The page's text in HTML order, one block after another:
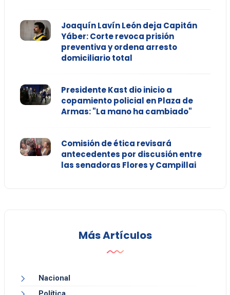
Joaquín Lavín León deja Capitán
Yáber: Corte revoca prisión
preventiva y ordena arresto
domiciliario total
Presidente Kast dio inicio a
copamiento policial en Plaza de
Armas: "La mano ha cambiado"
Comisión de ética revisará
antecedentes por discusión entre
las senadoras Flores y Campillai
Más Artículos
Nacional